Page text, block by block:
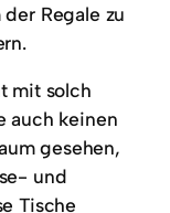
Regale zu
mit solch
auch keinen
gesehen,
und
Tische